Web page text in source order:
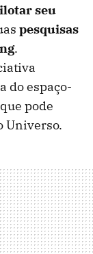
seu
pesquisas
.
do espaço-
pode
Universo.